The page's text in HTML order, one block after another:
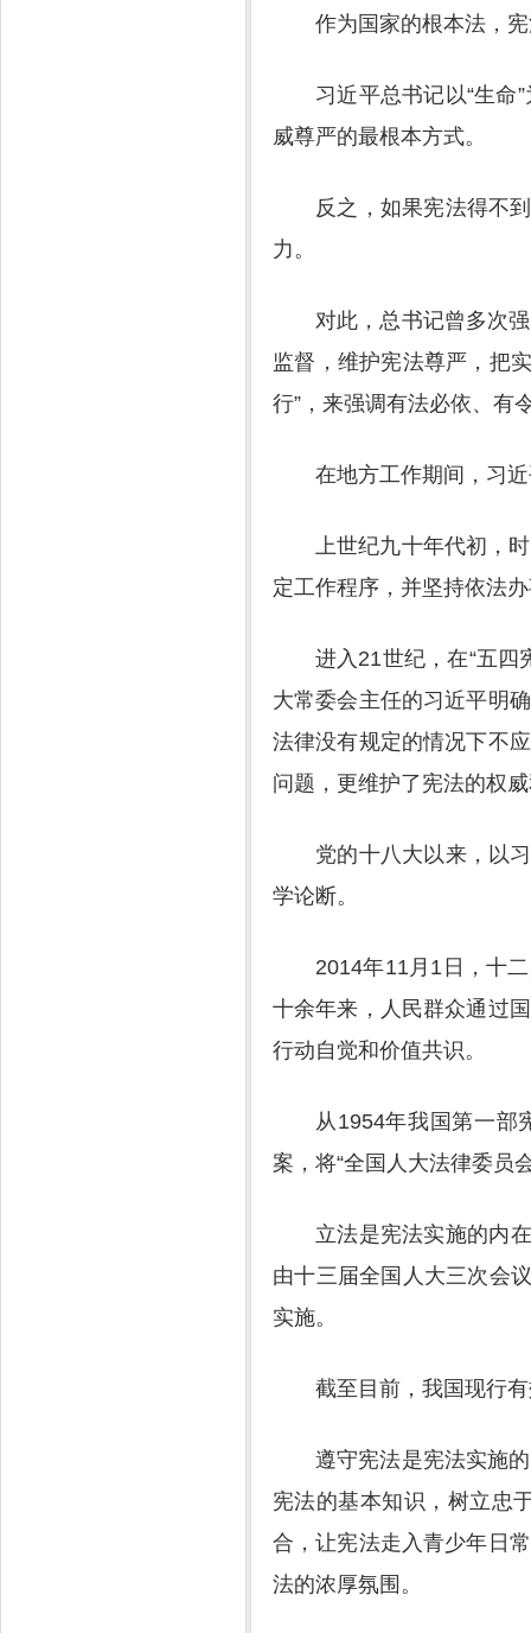
作为国家的根本法，
习近平总书记以“生命
威尊严的最根本方式。
反之，如果宪法得不
力。
对此，总书记曾多次
监督，维护宪法尊严，把
行”，来强调有法必依、有
在地方工作期间，习
上世纪九十年代初，
定工作程序，并坚持依法
进入21世纪，在“五
大常委会主任的习近平明
法律没有规定的情况下不
问题，更维护了宪法的权
党的十八大以来，以
学论断。
2014年11月1日，十
十余年来，人民群众通过
行动自觉和价值共识。
从1954年我国第一部
案，将“全国人大法律委员
立法是宪法实施的内
由十三届全国人大三次会
实施。
截至目前，我国现行
遵守宪法是宪法实施
宪法的基本知识，树立忠
合，让宪法走入青少年日
法的浓厚氛围。